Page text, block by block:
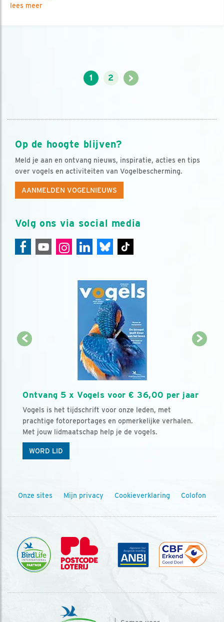
lees meer
1 2 >
Op de hoogte blijven?
Meld je aan en ontvang nieuws, inspiratie, acties en tips
over vogels en activiteiten van Vogelbescherming.
AANMELDEN VOGELNIEUWS
Volg ons via social media
Ontvang 5 x Vogels voor € 36,00 per jaar
Vogels is het tijdschrift voor onze leden, met
prachtige fotoreportages en opmerkelijke verhalen.
Met jouw lidmaatschap help je de vogels.
WORD LID
Onze sites Mijn privacy Cookieverklaring Colofon